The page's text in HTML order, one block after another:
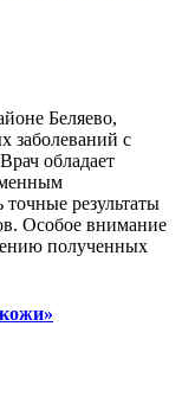
Беляево,
заболеваний с
обладает
точные результаты
Особое внимание
полученных